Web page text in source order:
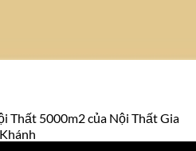
Thất 5000m2 của Nội Thất Gia
Khánh